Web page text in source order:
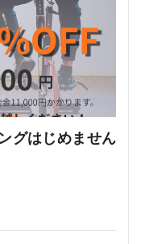
グはじめません